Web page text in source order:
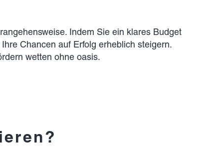
Indem Sie ein klares Budget
Chancen auf Erfolg erheblich steigern.
wetten ohne oasis.